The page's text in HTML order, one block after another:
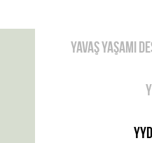
YAVAŞ YAŞAMI